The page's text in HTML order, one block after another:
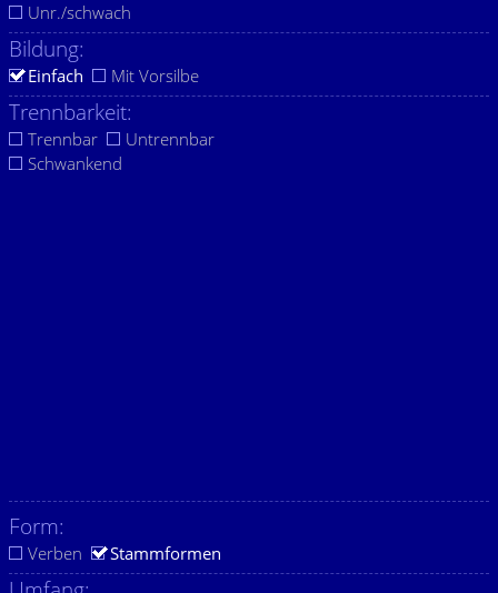
Unr./schwach
Bildung:
Einfach Mit Vorsilbe
Trennbarkeit:
Trennbar
Untrennbar
Schwankend
Form:
Verben Stammformen